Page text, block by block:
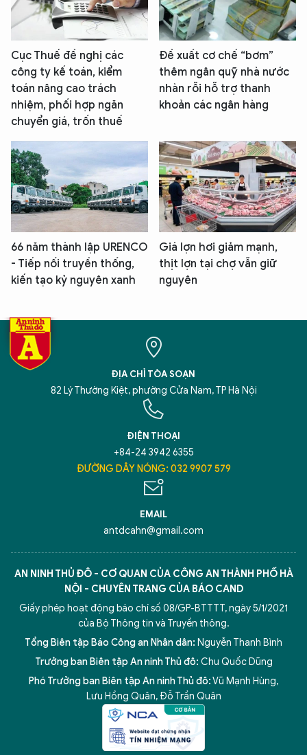
Cục Thuế đề nghị các
công ty kế toán, kiểm
toán nâng cao trách
nhiệm, phối hợp ngăn
chuyển giá, trốn thuế
Đề xuất cơ chế “bơm”
thêm ngân quỹ nhà nước
nhàn rỗi hỗ trợ thanh
khoản các ngân hàng
66 năm thành lập URENCO
- Tiếp nối truyền thống,
kiến tạo kỷ nguyên xanh
Giá lợn hơi giảm mạnh,
thịt lợn tại chợ vẫn giữ
nguyên
ĐỊA CHỈ TÒA SOẠN
82 Lý Thường Kiệt, phường Cửa Nam, TP Hà Nội
ĐIỆN THOẠI
+84-24 3942 6355
ĐƯỜNG DÂY NÓNG: 032 9907 579
EMAIL
antdcahn@gmail.com
AN NINH THỦ ĐÔ - CƠ QUAN CỦA CÔNG AN THÀNH PHỐ HÀ
NỘI - CHUYÊN TRANG CỦA BÁO CAND
Giấy phép hoạt động báo chí số 08/GP-BTTTT, ngày 5/1/2021
của Bộ Thông tin và Truyền thông.
Tổng Biên tập Báo Công an Nhân dân: Nguyễn Thanh Bình
Trưởng ban Biên tập An ninh Thủ đô: Chu Quốc Dũng
Phó Trưởng ban Biên tập An ninh Thủ đô:Vũ Mạnh Hùng,
Lưu Hồng Quân, Đỗ Trần Quân
5 điểm nghẽn của Hà Nội giải pháp xử lý điểm nghẽn của